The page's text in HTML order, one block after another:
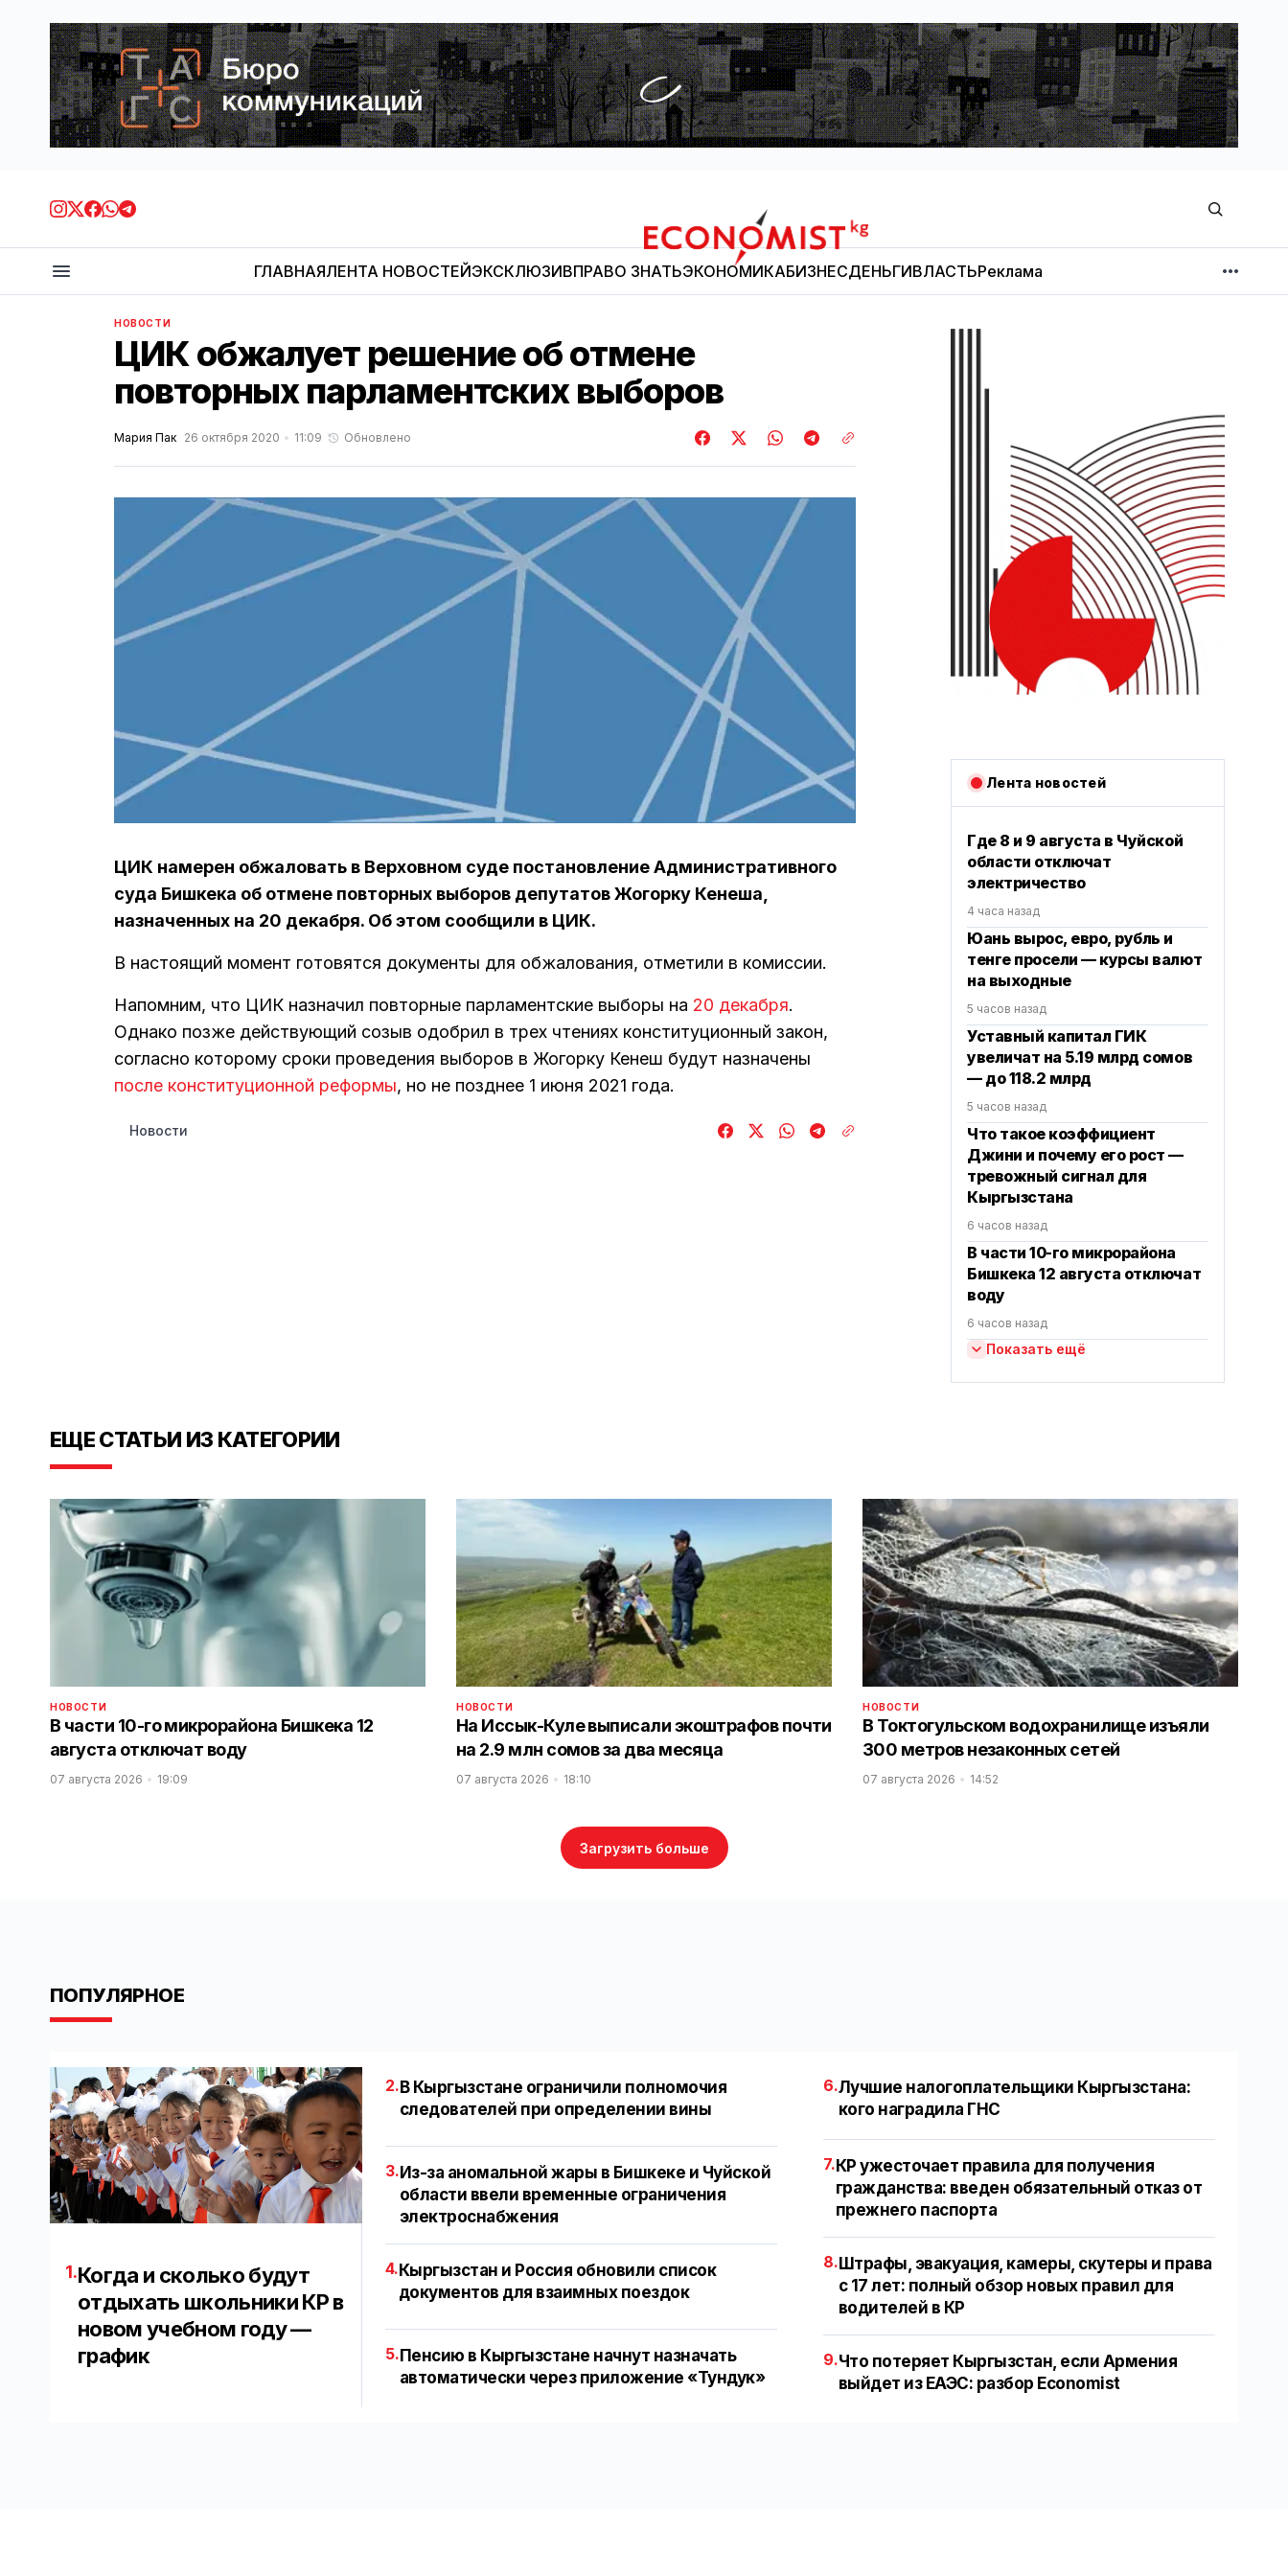
Economist.kg
ГЛАВНАЯЛЕНТА НОВОСТЕЙЭКСКЛЮЗИВПРАВО ЗНАТЬЭКОНОМИКАБИЗНЕСДЕНЬГИВЛАСТЬРеклама
МНЕНИЕ
НОВОСТИ
ЦИК обжалует решение об отмене
повторных парламентских выборов
Мария Пак 26 октября 2020 11:09 Обновлено
ЦИК намерен обжаловать в Верховном суде постановление Административного
суда Бишкека об отмене повторных выборов депутатов Жогорку Кенеша,
назначенных на 20 декабря. Об этом сообщили в ЦИК.
В настоящий момент готовятся документы для обжалования, отметили в комиссии.
Напомним, что ЦИК назначил повторные парламентские выборы на 20 декабря.
Однако позже действующий созыв одобрил в трех чтениях конституционный закон,
согласно которому сроки проведения выборов в Жогорку Кенеш будут назначены
после конституционной реформы, но не позднее 1 июня 2021 года.
Новости
Лента новостей
Где 8 и 9 августа в Чуйской
области отключат
электричество
4 часа назад
Юань вырос, евро, рубль и
тенге просели — курсы валют
на выходные
5 часов назад
Уставный капитал ГИК
увеличат на 5.19 млрд сомов
— до 118.2 млрд
5 часов назад
Что такое коэффициент
Джини и почему его рост —
тревожный сигнал для
Кыргызстана
6 часов назад
В части 10-го микрорайона
Бишкека 12 августа отключат
воду
6 часов назад
Показать ещё
ЕЩЕ СТАТЬИ ИЗ КАТЕГОРИИ
НОВОСТИ
В части 10-го микрорайона Бишкека 12
августа отключат воду
07 августа 2026 19:09
НОВОСТИ
На Иссык-Куле выписали экоштрафов почти
на 2.9 млн сомов за два месяца
07 августа 2026 18:10
НОВОСТИ
В Токтогульском водохранилище изъяли
300 метров незаконных сетей
07 августа 2026 14:52
Загрузить больше
ПОПУЛЯРНОЕ
1.Когда и сколько будут
отдыхать школьники КР в
новом учебном году —
график
2. В Кыргызстане ограничили полномочия
следователей при определении вины
3.Из-за аномальной жары в Бишкеке и Чуйской
области ввели временные ограничения
электроснабжения
4.Кыргызстан и Россия обновили список
документов для взаимных поездок
5.Пенсию в Кыргызстане начнут назначать
автоматически через приложение «Тундук»
6.Лучшие налогоплательщики Кыргызстана:
кого наградила ГНС
7. КР ужесточает правила для получения
гражданства: введен обязательный отказ от
прежнего паспорта
8. Штрафы, эвакуация, камеры, скутеры и права
с 17 лет: полный обзор новых правил для
водителей в КР
9.Что потеряет Кыргызстан, если Армения
выйдет из ЕАЭС: разбор Economist